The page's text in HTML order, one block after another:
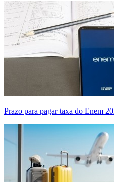
Prazo para pagar taxa do Enem